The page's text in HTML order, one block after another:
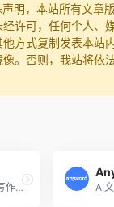
明，本站所有文章
许可，任何个人、
方式复制发表本站
。否则，我站将依
WPS旗下在线智能写作工具